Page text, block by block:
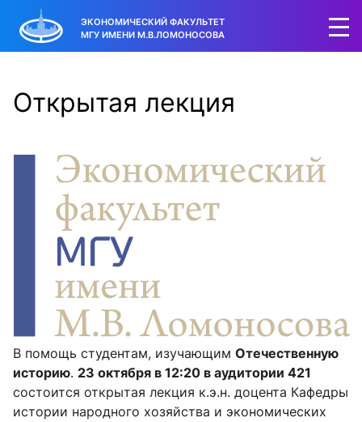
ЭКОНОМИЧЕСКИЙ ФАКУЛЬТЕТ
МГУ ИМЕНИ М.В.ЛОМОНОСОВА
Открытая лекция
В помощь студентам, изучающим Отечественную
историю. 23 октября в 12:20 в аудитории 421
состоится открытая лекция к.э.н. доцента Кафедры
истории народного хозяйства и экономических